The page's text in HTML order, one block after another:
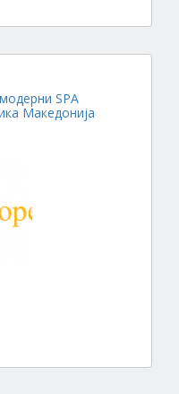
SPA
Македонија